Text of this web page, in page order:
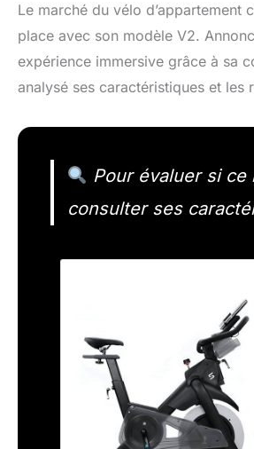
Le marché du vélo d’appartement
place avec son modèle V2.
expérience immersive grâce à sa
analysé ses caractéristiques et les
Pour évaluer si ce
consulter ses